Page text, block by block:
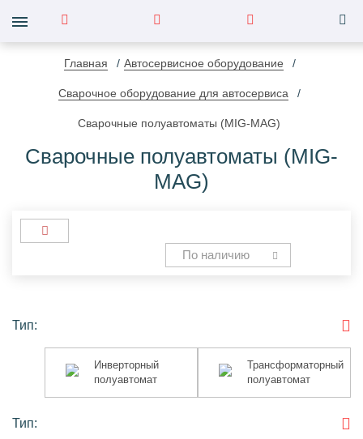
Главная Автосервисное оборудование
Сварочное оборудование для автосервиса
Сварочные полуавтоматы (MIG-MAG)
Сварочные полуавтоматы (MIG-
MAG)
По наличию
Тип:
полуавтомат
Инверторный
полуавтомат
полуавтомат
Трансформаторный
полуавтомат
Тип: